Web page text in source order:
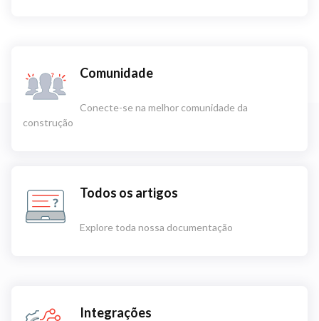
Comunidade
Conecte-se na melhor comunidade da
construção
Todos os artigos
Explore toda nossa documentação
Integrações